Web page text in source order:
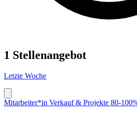
1 Stellenangebot
Letzte Woche
Mitarbeiter*in Verkauf & Projekte 80-